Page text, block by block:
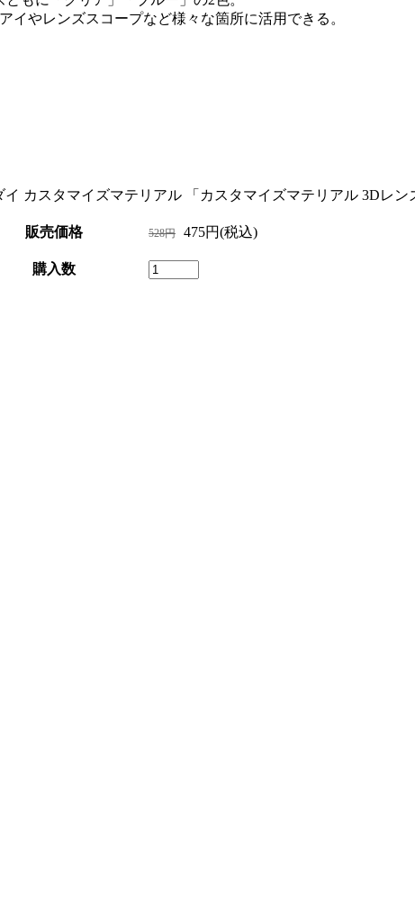
やレンズスコープなど様々な箇所に活用できる。
イ カスタマイズマテリアル 「カスタマイズマテリアル 3Dレン
販売価格 528円 475円(税込)
購入数